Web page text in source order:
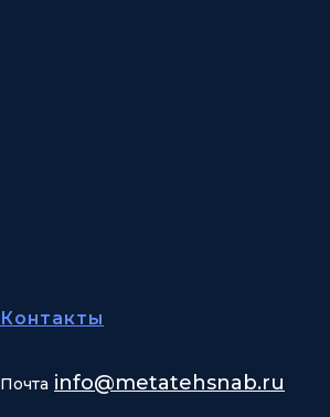
Контакты
Почта info@metatehsnab.ru